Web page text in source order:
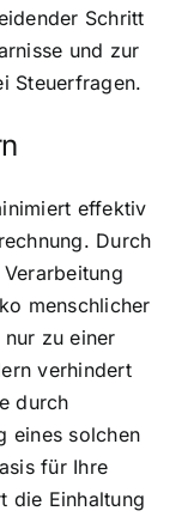
Schritt
und zur
Steuerfragen.
effektiv
Durch
menschlicher
zu einer
verhindert
durch
eines solchen
für Ihre
die Einhaltung